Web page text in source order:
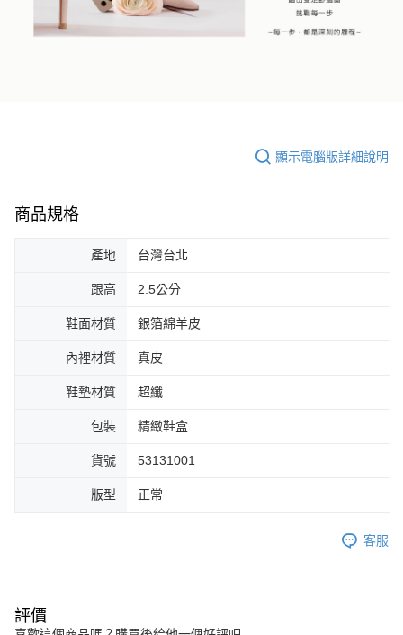
顯示電腦版詳細說明
商品規格
產地 台灣台北
跟高 2.5公分
鞋面材質 銀箔綿羊皮
內裡材質 真皮
鞋墊材質 超纖
包裝 精緻鞋盒
貨號 53131001
版型 正常
客服
評價